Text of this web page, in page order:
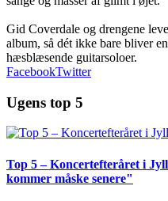
Gid Coverdale og drengene
album, så dét ikke bare bliver
hæsblæsende guitarsoloer.
FacebookTwitter
Ugens top 5
Top 5 – Koncertefteråret i
kommer måske senere"